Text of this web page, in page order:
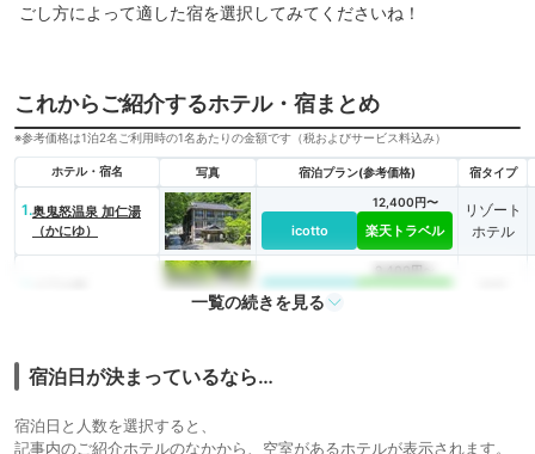
ごし方によって適した宿を選択してみてくださいね！
これからご紹介するホテル・宿まとめ
※参考価格は1泊2名ご利用時の1名あたりの金額です（税およびサービス料込み）
ホテル・宿名 写真 宿泊プラン(参考価格) 宿タイプ
1.奥鬼怒温泉 加仁湯
（かにゆ）
icotto
12,400円〜
楽天トラベル
リゾート
ホテル
icotto
9,400円〜
一覧の続きを見る
宿泊日が決まっているなら…
宿泊日と人数を選択すると、
記事内のご紹介ホテルのなかから、空室があるホテルが表示されます。